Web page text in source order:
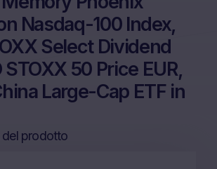
Nasdaq-100 Index,
Select Dividend
STOXX 50 Price EUR,
Large-Cap ETF in
del prodotto